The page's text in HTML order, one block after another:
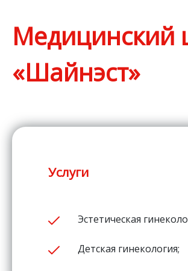
Медицинский
«Шайнэст»
Услуги
Эстетическая
Детская гинекология;